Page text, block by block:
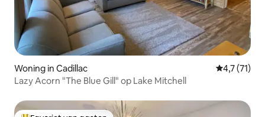
Woning in Cadillac
4,7 (71)
Lazy Acorn "The Blue Gill" op Lake Mitchell